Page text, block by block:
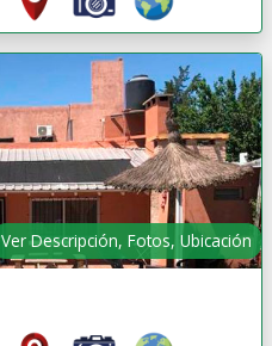
Ver Descripción, Fotos, Ubicación